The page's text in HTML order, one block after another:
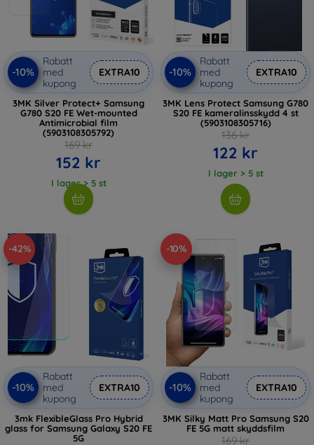
-10%
Rabatt
med
kupong
EXTRA10
3MK Silver Protect+ Samsung
G780 S20 FE Wet-mounted
Antimicrobial film
(5903108305792)
169 kr
152 kr
I lager > 5 st
-10%
Rabatt
med
kupong
EXTRA10
3MK Lens Protect Samsung G780
S20 FE kameralinsskydd 4 st
(5903108305716)
136 kr
122 kr
I lager > 5 st
-42%
-10%
Rabatt
med
kupong
EXTRA10
3mk FlexibleGlass Pro Hybrid
glass for Samsung Galaxy S20 FE
5G
-10%
-10%
Rabatt
med
kupong
EXTRA10
3MK Silky Matt Pro Samsung S20
FE 5G matt skyddsfilm
169 kr